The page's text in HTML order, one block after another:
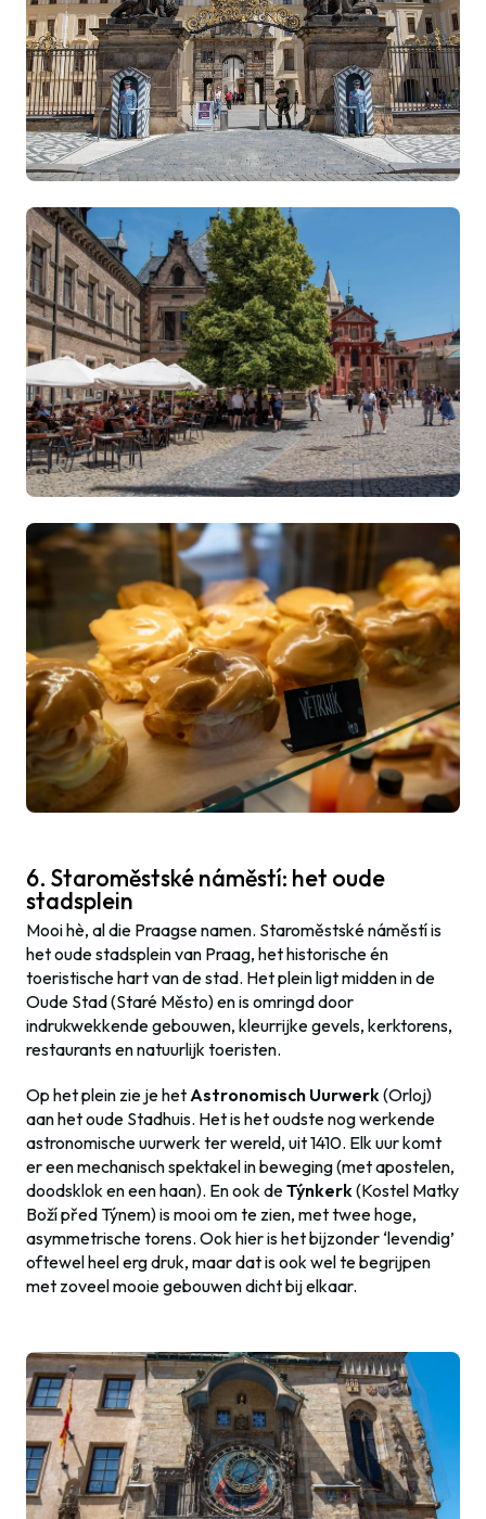
6. Staroměstské náměstí: het oude
stadsplein
Mooi hè, al die Praagse namen. Staroměstské náměstí is
het oude stadsplein van Praag, het historische én
toeristische hart van de stad. Het plein ligt midden in de
Oude Stad (Staré Město) en is omringd door
indrukwekkende gebouwen, kleurrijke gevels, kerktorens,
restaurants en natuurlijk toeristen.
Op het plein zie je het Astronomisch Uurwerk (Orloj)
aan het oude Stadhuis. Het is het oudste nog werkende
astronomische uurwerk ter wereld, uit 1410. Elk uur komt
er een mechanisch spektakel in beweging (met apostelen,
doodsklok en een haan). En ook deTýnkerk (Kostel Matky
Boží před Týnem) is mooi om te zien, met twee hoge,
asymmetrische torens. Ook hier is het bijzonder ‘levendig’
oftewel heel erg druk, maar dat is ook wel te begrijpen
met zoveel mooie gebouwen dicht bij elkaar.